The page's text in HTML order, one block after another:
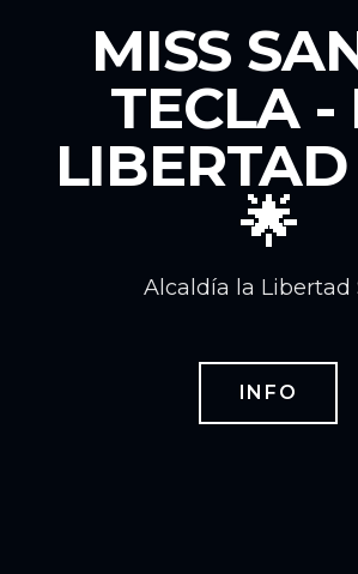
MISS
TECLA -
🌟
Alcaldía la Libertad
INFO